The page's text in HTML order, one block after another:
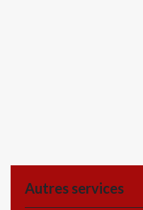
Autres services